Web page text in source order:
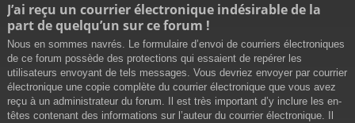
J’ai reçu un courrier électronique indésirable de la
part de quelqu’un sur ce forum !
Nous en sommes navrés. Le formulaire d’envoi de courriers électroniques
de ce forum possède des protections qui essaient de repérer les
utilisateurs envoyant de tels messages. Vous devriez envoyer par courrier
électronique une copie complète du courrier électronique que vous avez
reçu à un administrateur du forum. Il est très important d’y inclure les en-
têtes contenant des informations sur l’auteur du courrier électronique. Il